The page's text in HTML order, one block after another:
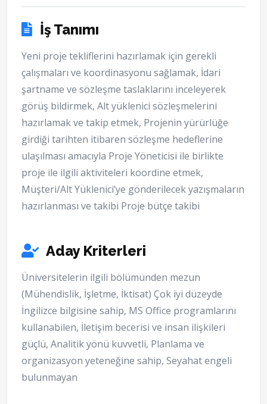
İş Tanımı
Yeni proje tekliflerini hazırlamak için gerekli
çalışmaları ve koordinasyonu sağlamak, İdari
şartname ve sözleşme taslaklarını inceleyerek
görüş bildirmek, Alt yüklenici sözleşmelerini
hazırlamak ve takip etmek, Projenin yürürlüğe
girdiği tarihten itibaren sözleşme hedeflerine
ulaşılması amacıyla Proje Yöneticisi ile birlikte
proje ile ilgili aktiviteleri koordine etmek,
Müşteri/Alt Yüklenici’ye gönderilecek yazışmaların
hazırlanması ve takibi Proje bütçe takibi
Aday Kriterleri
Üniversitelerin ilgili bölümünden mezun
(Mühendislik, İşletme, İktisat) Çok iyi düzeyde
İngilizce bilgisine sahip, MS Office programlarını
kullanabilen, İletişim becerisi ve insan ilişkileri
güçlü, Analitik yönü kuvvetli, Planlama ve
organizasyon yeteneğine sahip, Seyahat engeli
bulunmayan